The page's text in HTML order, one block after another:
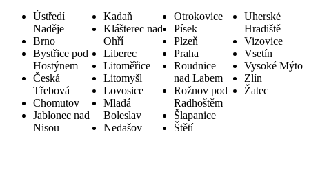
Ústředí
Naděje
Brno
Bystřice pod
Hostýnem
Česká
Třebová
Chomutov
Jablonec nad
Nisou
Kadaň
Klášterec nad
Ohří
Liberec
Litoměřice
Litomyšl
Lovosice
Mladá
Boleslav
Nedašov
Otrokovice
Písek
Plzeň
Praha
Roudnice
nad Labem
Rožnov pod
Radhoštěm
Šlapanice
Štětí
Uherské
Hradiště
Vizovice
Vsetín
Vysoké Mýto
Zlín
Žatec